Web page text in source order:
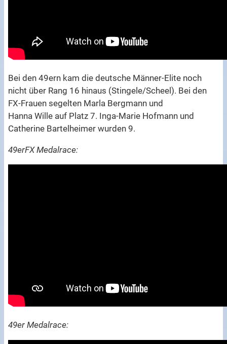
Bei den 49ern kam die deutsche Männer-Elite noch
nicht über Rang 16 hinaus (Stingele/Scheel). Bei den
FX-Frauen segelten Marla Bergmann und
Hanna Wille auf Platz 7. Inga-Marie Hofmann und
Catherine Bartelheimer wurden 9.
49erFX Medalrace:
49er Medalrace: